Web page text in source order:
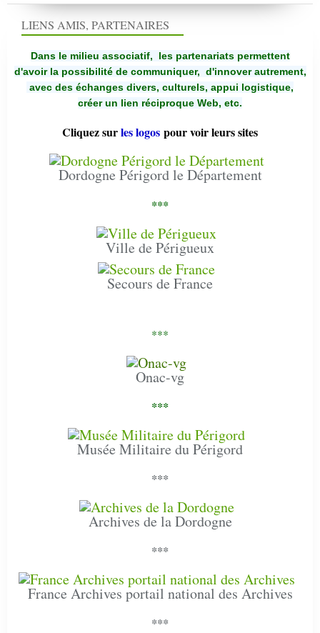
LIENS AMIS, PARTENAIRES
Dans le milieu associatif, les partenariats permettent
d'avoir la possibilité de communiquer, d'innover autrement,
avec des échanges divers, culturels, appui logistique,
créer un lien réciproque Web, etc.
Cliquez surles logos pour voir leurs sites
Dordogne Périgord le Département
***
Ville de Périgueux
Secours de France
***
Onac-vg
***
Musée Militaire du Périgord
***
Archives de la Dordogne
***
France Archives portail national des Archives
***